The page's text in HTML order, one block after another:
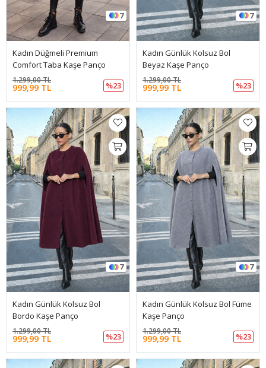
7
Kadın Düğmeli Premium
Comfort Taba Kaşe Panço
999,99 TL
1.299,00 TL
%23
7
Kadın Günlük Kolsuz Bol
Beyaz Kaşe Panço
999,99 TL
1.299,00 TL
%23
7
Kadın Günlük Kolsuz Bol
Bordo Kaşe Panço
999,99 TL
1.299,00 TL
%23
7
Kadın Günlük Kolsuz Bol Füme
Kaşe Panço
999,99 TL
1.299,00 TL
%23